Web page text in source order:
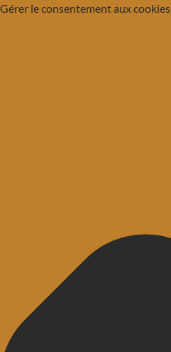
Gérer le consentement aux cookies